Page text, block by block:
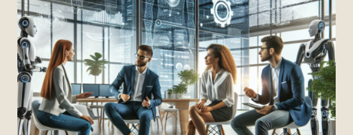
自
性
に
関
す
る
デ
ジ